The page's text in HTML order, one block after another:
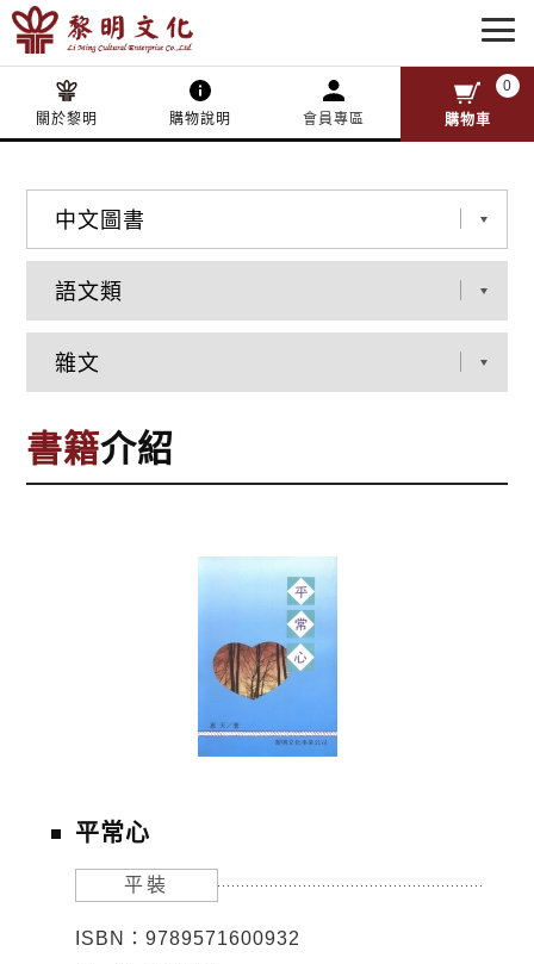
關於黎明 購物說明 會員專區
0
購物車
書籍介紹
平常心
平裝
ISBN：9789571600932